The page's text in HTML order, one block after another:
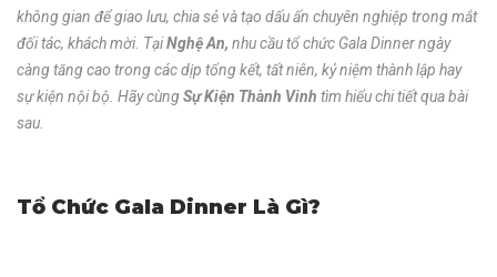
không gian để giao lưu, chia sẻ và tạo dấu ấn chuyên nghiệp trong mắt
đối tác, khách mời. TạiNghệ An, nhu cầu tổ chức Gala Dinner ngày
càng tăng cao trong các dịp tổng kết, tất niên, kỷ niệm thành lập hay
sự kiện nội bộ. Hãy cùng Sự Kiện Thành Vinh tìm hiểu chi tiết qua bài
sau.
Tổ Chức Gala Dinner Là Gì?